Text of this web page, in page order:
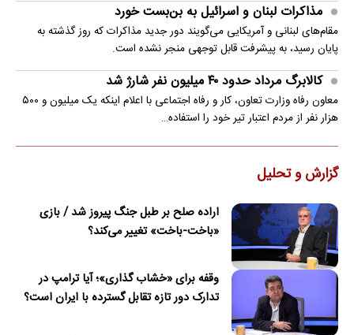
مذاکرات لبنان و اسرائیل به بن‌بست خورد
مقام‌های لبنانی و آمریکایی می‌گویند دور جدید مذاکرات که روز گذشته به
پایان رسید، به پیشرفت قابل توجهی منجر نشده است.
کالابرگ مرداد حدود ۴۰‌ میلیون نفر شارژ شد
معاون رفاه وزارت تعاون، کار و رفاه اجتماعی با اعلام اینکه یک میلیون و ۵۰۰
هزار نفر از مردم اعتبار تیر خود را استفاده…
گزارش و تحلیل
اراده صلح بر طبل جنگ پیروز شد / بازی
«باخت-باخت» تغییر می‌کند؟
وقفه برای «خشاب گذاری»؛ آیا ترامپ در
تدارک دور تازه تقابل گسترده با ایران است؟